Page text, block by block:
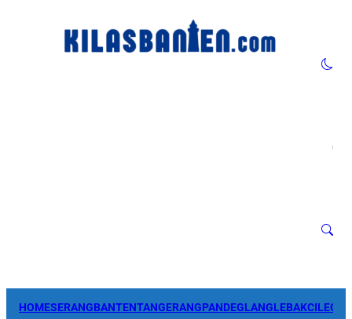
HOMESERANGBANTENTANGERANGPANDEGLANGLEBAK